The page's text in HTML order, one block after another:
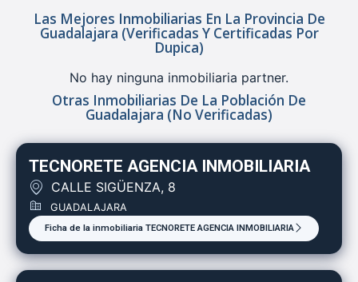
Las Mejores Inmobiliarias En La Provincia De
Guadalajara (verificadas Y Certificadas Por
Dupica)
No hay ninguna inmobiliaria partner.
Otras Inmobiliarias De La Población De
Guadalajara (no Verificadas)
TECNORETE AGENCIA INMOBILIARIA
CALLE SIGÜENZA, 8
GUADALAJARA
Ficha de la inmobiliaria TECNORETE AGENCIA INMOBILIARIA